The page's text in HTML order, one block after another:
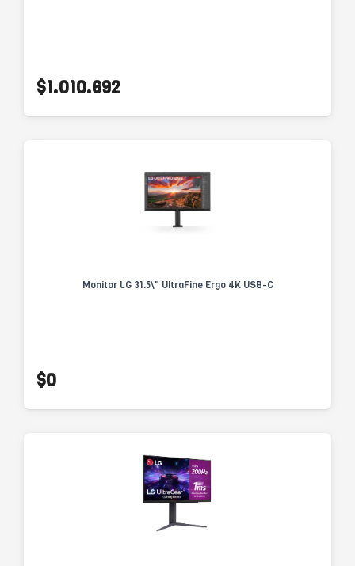
$1.010.692
Monitor LG 31.5\" UltraFine Ergo 4K USB-C
$0